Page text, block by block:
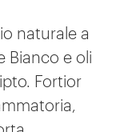
naturale a
Bianco e oli
Fortior